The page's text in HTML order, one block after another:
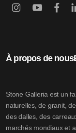
À propos de nous
Stone Galleria est un
naturelles, de granit,
des dalles, des
marchés mondiaux et